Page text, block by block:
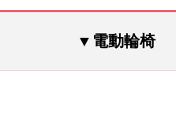
▼電動輪椅